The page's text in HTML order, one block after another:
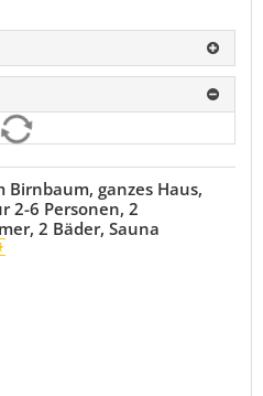
Birnbaum, ganzes Haus,
2-6 Personen, 2
2 Bäder, Sauna